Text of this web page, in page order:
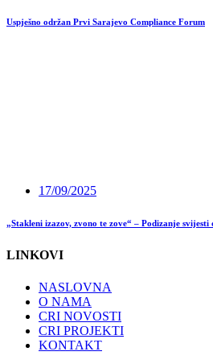
Uspješno održan Prvi Sarajevo Compliance Forum
17/09/2025
„Stakleni izazov, zvono te zove“ – Podizanje
LINKOVI
NASLOVNA
O NAMA
CRI NOVOSTI
CRI PROJEKTI
KONTAKT